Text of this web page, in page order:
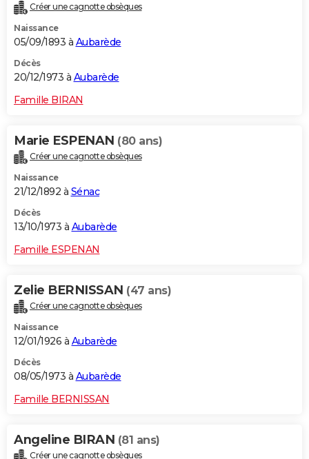
Créer une cagnotte obsèques
Naissance
05/09/1893 à Aubarède
Décès
20/12/1973 à Aubarède
Famille BIRAN
Marie ESPENAN (80 ans)
Créer une cagnotte obsèques
Naissance
21/12/1892 à Sénac
Décès
13/10/1973 à Aubarède
Famille ESPENAN
Zelie BERNISSAN (47 ans)
Créer une cagnotte obsèques
Naissance
12/01/1926 à Aubarède
Décès
08/05/1973 à Aubarède
Famille BERNISSAN
Angeline BIRAN (81 ans)
Créer une cagnotte obsèques